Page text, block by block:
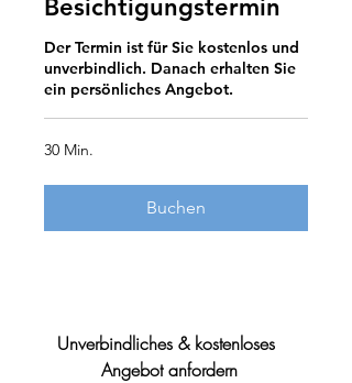
Besichtigungstermin
Der Termin ist für Sie kostenlos und
unverbindlich. Danach erhalten Sie
ein persönliches Angebot.
30 Min.
Buchen
Unverbindliches & kostenloses
Angebot anfordern